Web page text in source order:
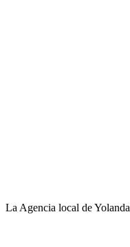
La Agencia local de Yolanda